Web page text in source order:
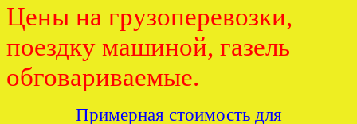
Цены на грузоперевозки,
поездку машиной, газель
обговариваемые.
Примерная стоимость для